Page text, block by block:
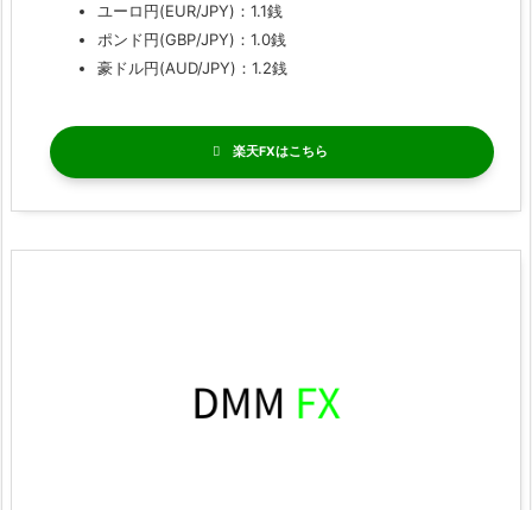
ユーロ円(EUR/JPY)：1.1銭
ポンド円(GBP/JPY)：1.0銭
豪ドル円(AUD/JPY)：1.2銭
楽天FX